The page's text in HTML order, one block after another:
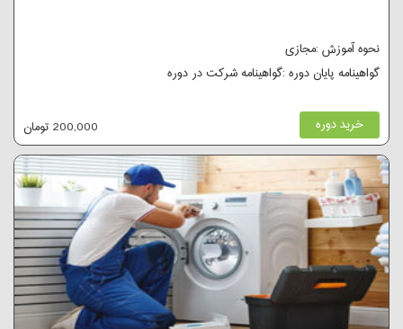
نحوه آموزش :مجازی
گواهینامه پایان دوره :گواهینامه شرکت در دوره
خرید دوره 200,000 تومان